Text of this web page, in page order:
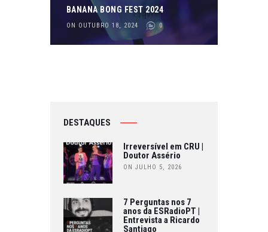
BANANA BONG FEST 2024
ON OUTUBRO 18, 2024 0
DESTAQUES
Irreversível em CRU |
Doutor Assério
ON JULHO 5, 2026
7 Perguntas nos 7
anos da ESRadioPT |
Entrevista a Ricardo
Santiago